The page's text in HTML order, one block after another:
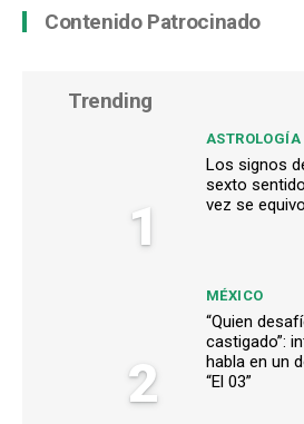
Contenido Patrocinado
Trending
1
ASTROLOGÍA
Los signos
sexto
vez se
2
MÉXICO
“Quien
castigado”:
habla en un
“El 03”